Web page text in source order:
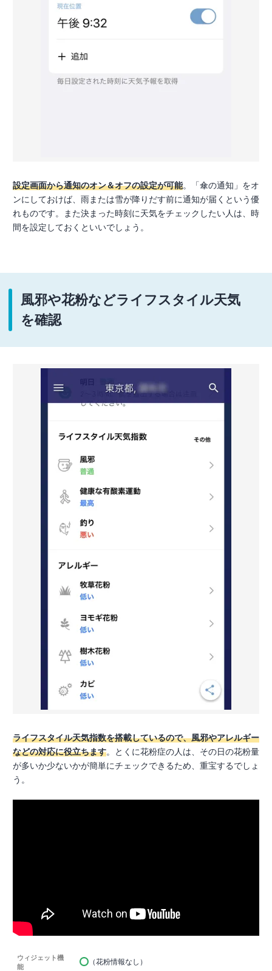
設定画面から通知のオン＆オフの設定が可能。「傘の通知」をオ
ンにしておけば、雨または雪が降りだす前に通知が届くという優
れものです。また決まった時刻に天気をチェックしたい人は、時
間を設定しておくといいでしょう。
風邪や花粉などライフスタイル天気
を確認
ライフスタイル天気指数を搭載しているので、風邪やアレルギー
などの対応に役立ちます。とくに花粉症の人は、その日の花粉量
が多いか少ないかが簡単にチェックできるため、重宝するでしょ
う。
ウィジェット機
能
（花粉情報なし）